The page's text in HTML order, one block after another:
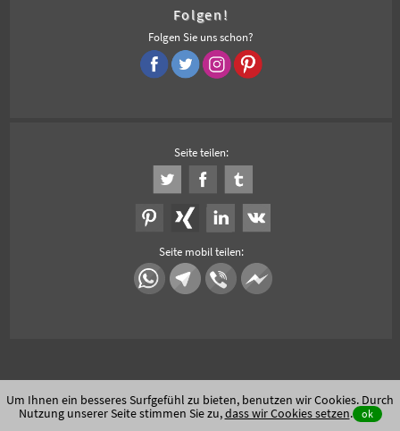
Folgen!
Folgen Sie uns schon?
Seite teilen:
Seite mobil teilen:
Um Ihnen ein besseres Surfgefühl zu bieten, benutzen wir Cookies. Durch
Nutzung unserer Seite stimmen Sie zu,dass wir Cookies setzen. ok